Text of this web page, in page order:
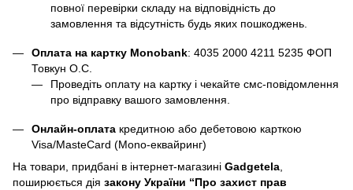
повної перевірки складу на відповідність до
замовлення та відсутність будь яких пошкоджень.
Оплата на картку Monobank: 4035 2000 4211 5235 ФОП
Товкун О.С.
Проведіть оплату на картку і чекайте смс-повідомлення
про відправку вашого замовлення.
Онлайн-оплата кредитною або дебетовою карткою
Visa/MasteCard (Mono-еквайринг)
На товари, придбані в інтернет-магазині Gadgetela
поширюється дія закону України “Про захист прав